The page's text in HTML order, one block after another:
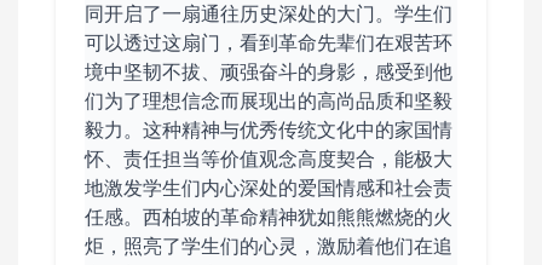
同开启了一扇通往历史深处的大门。学生们
可以透过这扇门，看到革命先辈们在艰苦环
境中坚韧不拔、顽强奋斗的身影，感受到他
们为了理想信念而展现出的高尚品质和坚毅
毅力。 这种精神与优秀传统文化中的家国情
怀、责任担当等价值观念高度契合，能极大
地激发学生们内心深处的爱国情感和社会责
任感。西柏坡的革命精神犹如熊熊燃烧的火
炬，照亮了学生们的心灵，激励着他们在追